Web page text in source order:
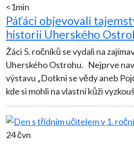
<1min
Páťáci objevovali
historii Uherského
Žáci 5. ročníků se vydali na
Uherského Ostrohu. Nejprve navštívili interaktivní
výstavu „Dotkni se vědy aneb
kde si mohli na vlastní kůži
24 čvn